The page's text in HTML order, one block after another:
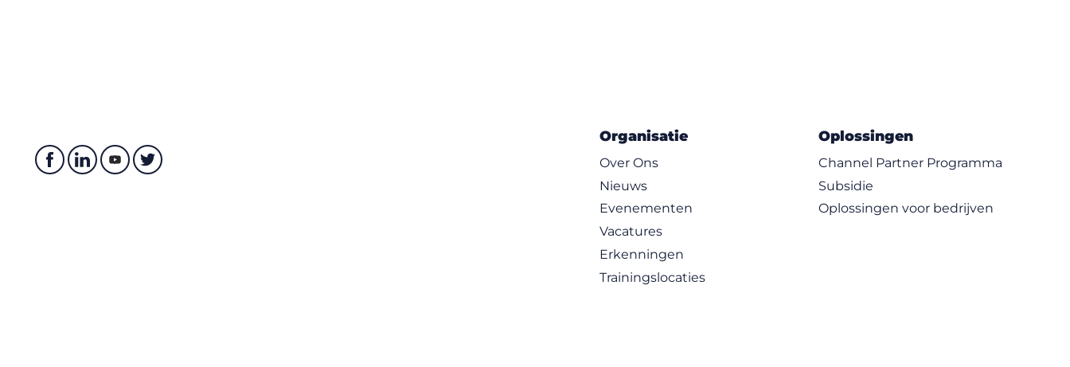
Organisatie
Over Ons
Nieuws
Evenementen
Vacatures
Erkenningen
Trainingslocaties
Oplossingen
Channel Partner Programma
Subsidie
Oplossingen voor bedrijven